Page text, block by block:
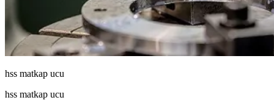
hss matkap ucu
hss matkap ucu